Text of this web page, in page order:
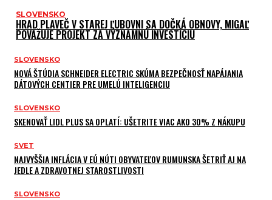
SLOVENSKO
HRAD PLAVEČ V STAREJ ĽUBOVNI SA DOČKÁ OBNOVY, MIGAĽ
POVAŽUJE PROJEKT ZA VÝZNAMNÚ INVESTÍCIU
SLOVENSKO
NOVÁ ŠTÚDIA SCHNEIDER ELECTRIC SKÚMA BEZPEČNOSŤ NAPÁJANIA
DÁTOVÝCH CENTIER PRE UMELÚ INTELIGENCIU
SLOVENSKO
SKENOVAŤ LIDL PLUS SA OPLATÍ: UŠETRITE VIAC AKO 30% Z NÁKUPU
SVET
NAJVYŠŠIA INFLÁCIA V EÚ NÚTI OBYVATEĽOV RUMUNSKA ŠETRIŤ AJ NA
JEDLE A ZDRAVOTNEJ STAROSTLIVOSTI
SLOVENSKO